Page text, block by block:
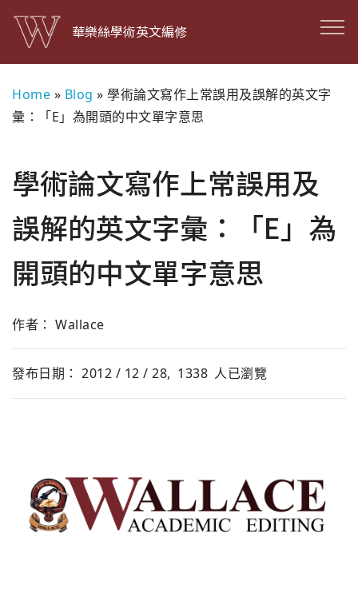
華樂絲學術英文編修
Home » Blog » 學術論文寫作上常誤用及誤解的英文字
彙：「E」為開頭的中文單字意思
學術論文寫作上常誤用及
誤解的英文字彙：「E」為
開頭的中文單字意思
作者： Wallace
發布日期： 2012 / 12 / 28, 1338 人已瀏覽